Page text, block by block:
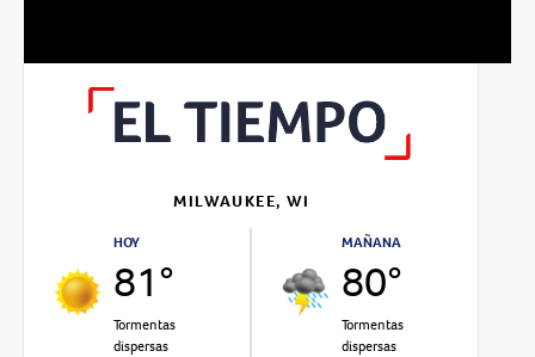
MILWAUKEE, WI
HOY
81°
Tormentas
dispersas
MAÑANA
80°
Tormentas
dispersas